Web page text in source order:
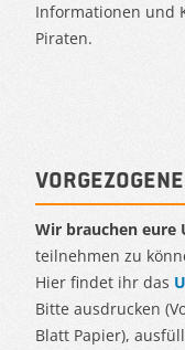
Informationen und
Piraten.
Wir brauchen eure
teilnehmen zu
Hier findet ihr das
Bitte ausdrucken
Blatt Papier),